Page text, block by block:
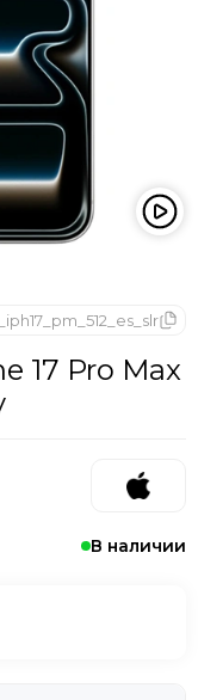
В наличии
17 Pro Max